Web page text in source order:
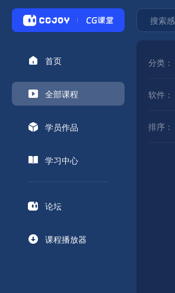
首页
全部课程
学员作品
学习中心
论坛
课程播放器
分类：
软件：
排序：